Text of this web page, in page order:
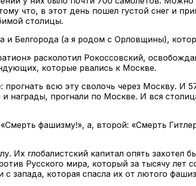
что, в этот день пошел густой снег и
столицы.
Белгорода (а я родом с Орловщины),
расколотил Рокоссовский,
которые рвались к Москве.
всю эту сволочь через Москву. И
награды, прогнали по Москве. И вся
фашизму!», а, второй: «Смерть
глобалистский капитал опять захотел
Русского мира, который за тысячу лет
запада, которая спасла их от лютого